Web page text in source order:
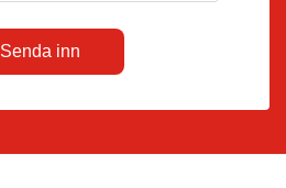
Senda inn